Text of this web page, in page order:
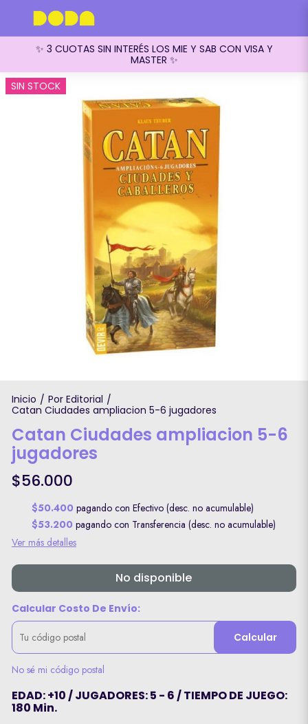
✨ 3 CUOTAS SIN INTERÉS LOS MIE Y SAB CON VISA Y
MASTER ✨
SIN STOCK
Inicio / Por Editorial /
Catan Ciudades ampliacion 5-6 jugadores
Catan Ciudades ampliacion 5-6
jugadores
$56.000
$50.400 pagando con Efectivo (desc. no acumulable)
$53.200 pagando con Transferencia (desc. no acumulable)
Ver más detalles
No disponible
Calcular Costo De Envío:
Calcular
No sé mi código postal
EDAD: +10 / JUGADORES: 5 - 6 / TIEMPO DE JUEGO:
180 Min.